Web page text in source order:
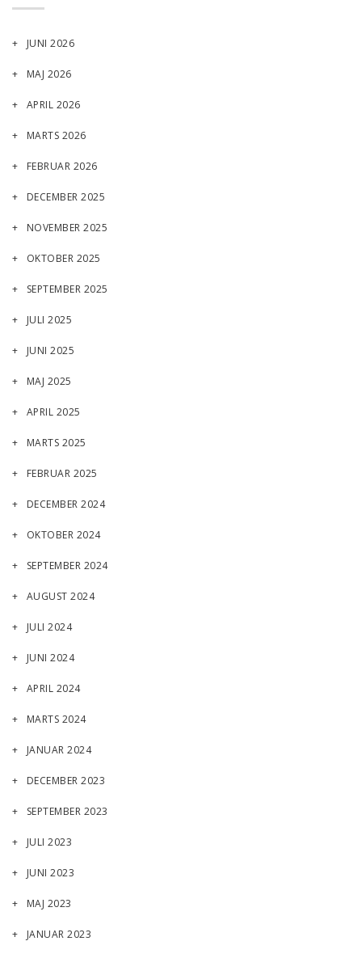
JUNI 2026
MAJ 2026
APRIL 2026
MARTS 2026
FEBRUAR 2026
DECEMBER 2025
NOVEMBER 2025
OKTOBER 2025
SEPTEMBER 2025
JULI 2025
JUNI 2025
MAJ 2025
APRIL 2025
MARTS 2025
FEBRUAR 2025
DECEMBER 2024
OKTOBER 2024
SEPTEMBER 2024
AUGUST 2024
JULI 2024
JUNI 2024
APRIL 2024
MARTS 2024
JANUAR 2024
DECEMBER 2023
SEPTEMBER 2023
JULI 2023
JUNI 2023
MAJ 2023
JANUAR 2023